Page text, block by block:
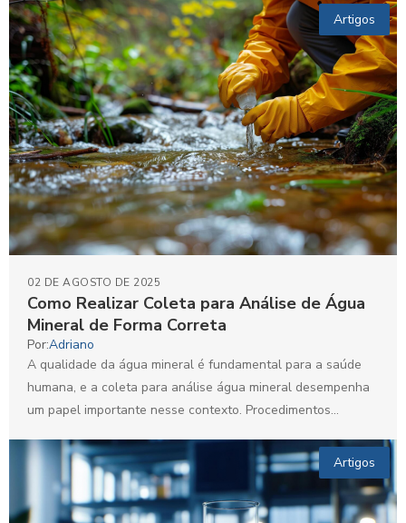
Artigos
Como Realizar Coleta para Análise de Água
Mineral de Forma Correta
02 DE AGOSTO DE 2025
Por:Adriano
A qualidade da água mineral é fundamental para a saúde
humana, e a coleta para análise água mineral desempenha
um papel importante nesse contexto. Procedimentos...
Artigos